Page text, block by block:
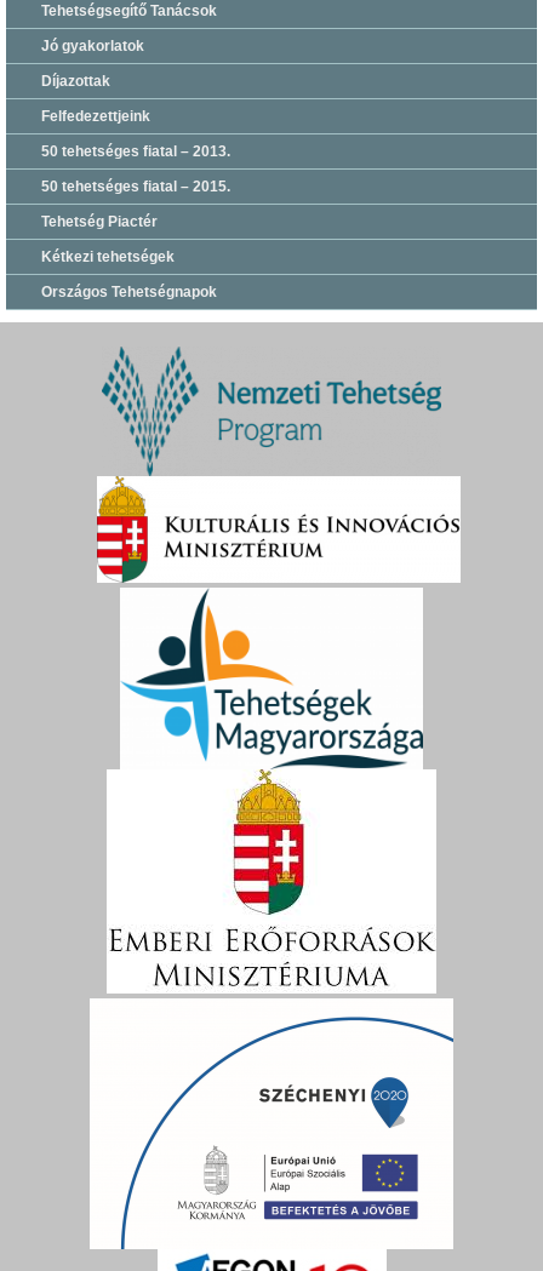
Tehetségsegítő Tanácsok
Jó gyakorlatok
Díjazottak
Felfedezettjeink
50 tehetséges fiatal – 2013.
50 tehetséges fiatal – 2015.
Tehetség Piactér
Kétkezi tehetségek
Országos Tehetségnapok